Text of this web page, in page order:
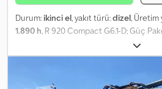
Durum: ikinci el, yakıt türü:dizel, Üretim
1.890 h, R 920 Compact G6.1-D; Güç
LC, iz genişliği 2250 mm; Paletler B60,
bağlantılı kauçuk tabanlı paletler;
donanımı; 5,30 m uzunluğunda, mini
uzatılabilir bom; Boru hattı kırılmasına